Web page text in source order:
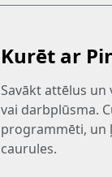
Kurēt ar
Savākt attēlus un
vai darbplūsma.
programmēti, un
caurules.